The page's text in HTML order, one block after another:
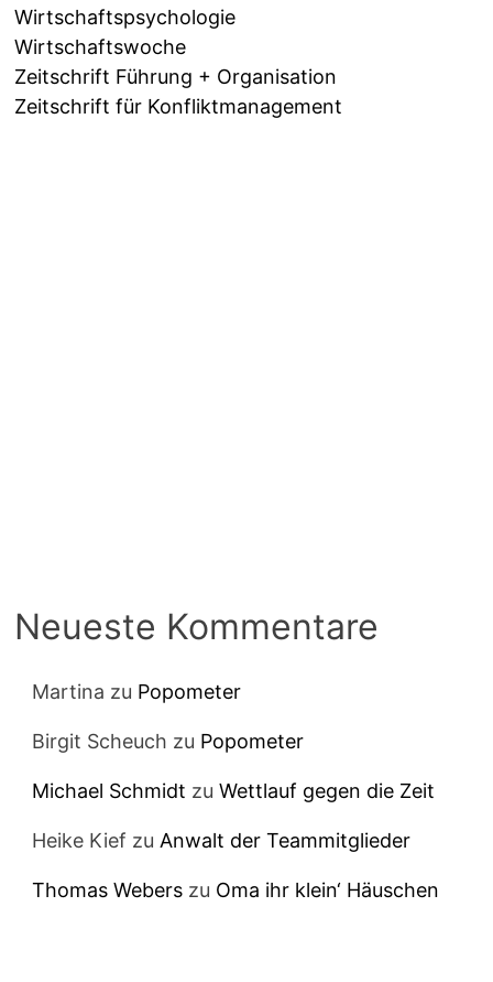
Wirtschaftspsychologie
Wirtschaftswoche
Zeitschrift Führung + Organisation
Zeitschrift für Konfliktmanagement
Neueste Kommentare
Martina zu Popometer
Birgit Scheuch zu Popometer
Michael Schmidt zuWettlauf gegen die Zeit
Heike Kief zu Anwalt der Teammitglieder
Thomas Webers zu Oma ihr klein‘ Häuschen